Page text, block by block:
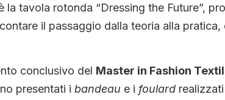
la tavola rotonda “Dressing the Future”,
il passaggio dalla teoria alla pratica,
conclusivo del Master in Fashion
presentati i bandeau e i foulard